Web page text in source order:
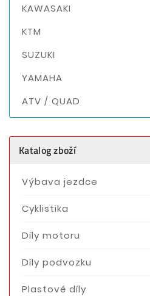
KAWASAKI
KTM
SUZUKI
YAMAHA
ATV / QUAD
Katalog zboží
Výbava jezdce
Cyklistika
Díly motoru
Díly podvozku
Plastové díly